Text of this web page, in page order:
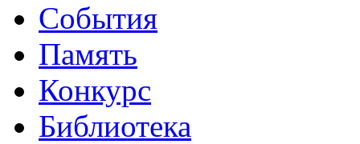
События
Память
Конкурс
Библиотека